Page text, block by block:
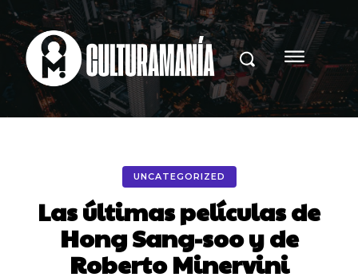
UNCATEGORIZED
Las últimas películas de
Hong Sang-soo y de
Roberto Minervini